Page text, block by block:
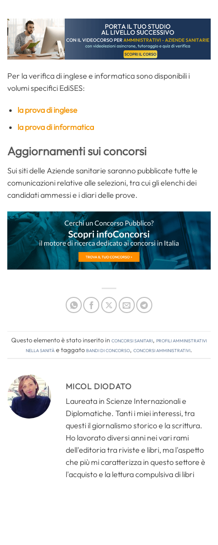
Per la verifica di inglese e informatica sono disponibili i
volumi specifici EdiSES:
la prova di inglese
la prova di informatica
Aggiornamenti sui concorsi
Sui siti delle Aziende sanitarie saranno pubblicate tutte le
comunicazioni relative alle selezioni, tra cui gli elenchi dei
candidati ammessi e i diari delle prove.
Questo elemento è stato inserito inConcorsi Sanitari, Profili amministrativi
nella sanitàe taggatobandi di concorso, concorsi amministrativi.
MICOL DIODATO
Laureata in Scienze Internazionali e
Diplomatiche. Tanti i miei interessi, tra
questi il giornalismo storico e la scrittura.
Ho lavorato diversi anni nei vari rami
dell'editoria tra riviste e libri, ma l'aspetto
che più mi caratterizza in questo settore è
l'acquisto e la lettura compulsiva di libri